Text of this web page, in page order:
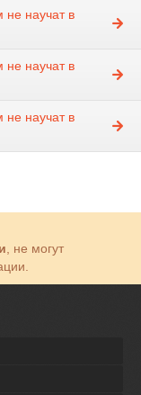
не научат в
не научат в
не научат в
, не могут